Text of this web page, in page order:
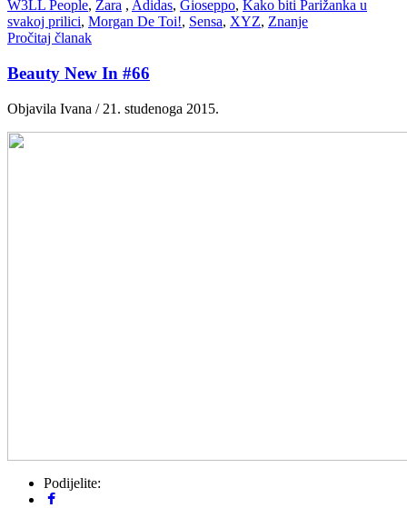
W3LL People, Zara , Adidas, Gioseppo, Kako biti Parižanka u
svakoj prilici, Morgan De Toi!, Sensa, XYZ, Znanje
Pročitaj članak
Beauty New In #66
Objavila Ivana / 21. studenoga 2015.
Podijelite: